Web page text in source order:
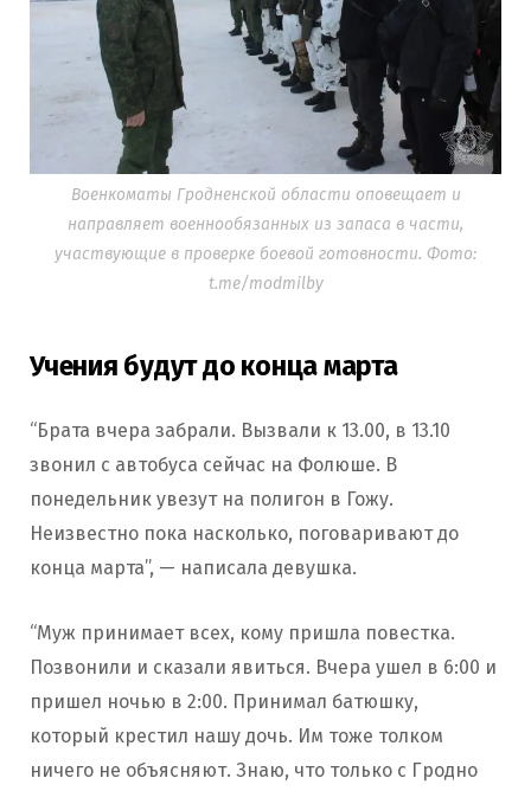
Военкоматы Гродненской области оповещает и
направляет военнообязанных из запаса в части,
участвующие в проверке боевой готовности. Фото:
t.me/modmilby
Учения будут до конца марта
“Брата вчера забрали. Вызвали к 13.00, в 13.10
звонил с автобуса сейчас на Фолюше. В
понедельник увезут на полигон в Гожу.
Неизвестно пока насколько, поговаривают до
конца марта”, — написала девушка.
“Муж принимает всех, кому пришла повестка.
Позвонили и сказали явиться. Вчера ушел в 6:00 и
пришел ночью в 2:00. Принимал батюшку,
который крестил нашу дочь. Им тоже толком
ничего не объясняют. Знаю, что только с Гродно